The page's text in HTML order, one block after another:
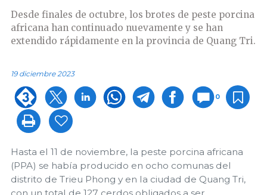
Desde finales de octubre, los brotes de peste porcina
africana han continuado nuevamente y se han
extendido rápidamente en la provincia de Quang Tri.
19 diciembre 2023
0
Hasta el 11 de noviembre, la peste porcina africana
(PPA) se había producido en ocho comunas del
distrito de Trieu Phong y en la ciudad de Quang Tri,